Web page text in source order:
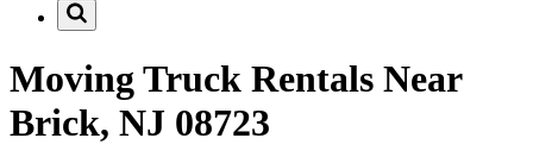
Moving Truck Rentals Near
Brick, NJ 08723